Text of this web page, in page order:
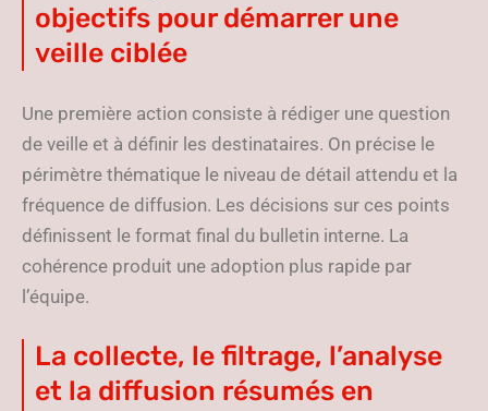
objectifs pour démarrer une
veille ciblée
Une première action consiste à rédiger une question
de veille et à définir les destinataires. On précise le
périmètre thématique le niveau de détail attendu et la
fréquence de diffusion. Les décisions sur ces points
définissent le format final du bulletin interne. La
cohérence produit une adoption plus rapide par
l’équipe.
La collecte, le filtrage, l’analyse
et la diffusion résumés en